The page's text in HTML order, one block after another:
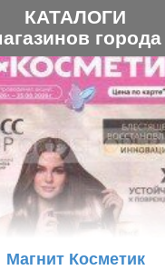
КАТАЛОГИ
города
Магнит Косметик